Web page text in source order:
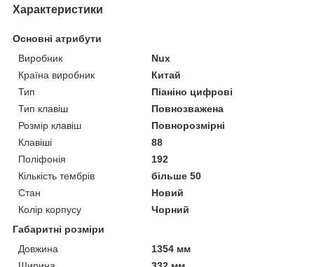
Характеристики
Основні атрибути
Виробник
Nux
Країна виробник
Китай
Тип
Піаніно цифрові
Тип клавіш
Повнозважена
Розмір клавіш
Повнорозмірні
Клавіші
88
Поліфонія
192
Кількість тембрів
більше 50
Стан
Новий
Колір корпусу
Чорний
Габаритні розміри
Довжина
1354 мм